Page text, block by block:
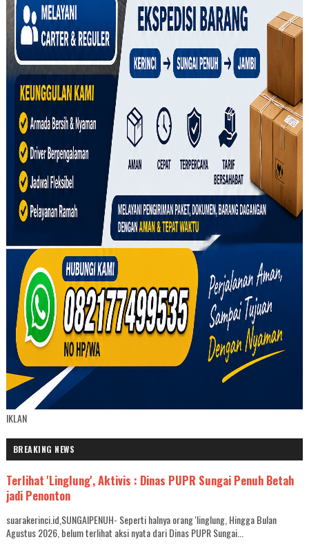
IKLAN
BREAKING NEWS
Terlihat 'Linglung', Aktivis : Dinas PUPR Sungai Penuh Betah
jadi Penonton
suarakerinci.id,SUNGAIPENUH- Seperti halnya orang 'linglung, Hingga Bulan
Agustus 2026, belum terlihat aksi nyata dari Dinas PUPR Sungai...